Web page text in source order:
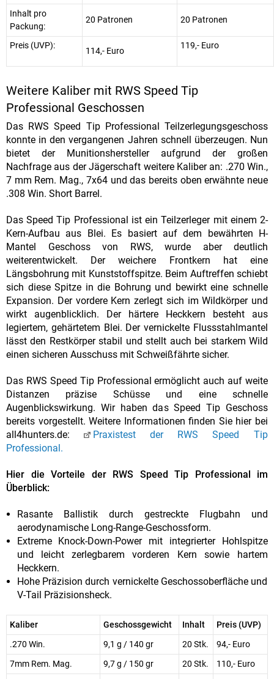
Inhalt pro
Packung:
20 Patronen 20 Patronen
Preis (UVP):
114,- Euro
119,- Euro
Weitere Kaliber mit RWS Speed Tip
Professional Geschossen
Das RWS Speed Tip Professional Teilzerlegungsgeschoss
konnte in den vergangenen Jahren schnell überzeugen. Nun
bietet der Munitionshersteller aufgrund der großen
Nachfrage aus der Jägerschaft weitere Kaliber an: .270 Win.,
7 mm Rem. Mag., 7x64 und das bereits oben erwähnte neue
.308 Win. Short Barrel.
Das Speed Tip Professional ist ein Teilzerleger mit einem 2-
Kern-Aufbau aus Blei. Es basiert auf dem bewährten H-
Mantel Geschoss von RWS, wurde aber deutlich
weiterentwickelt. Der weichere Frontkern hat eine
Längsbohrung mit Kunststoffspitze. Beim Auftreffen schiebt
sich diese Spitze in die Bohrung und bewirkt eine schnelle
Expansion. Der vordere Kern zerlegt sich im Wildkörper und
wirkt augenblicklich. Der härtere Heckkern besteht aus
legiertem, gehärtetem Blei. Der vernickelte Flussstahlmantel
lässt den Restkörper stabil und stellt auch bei starkem Wild
einen sicheren Ausschuss mit Schweißfährte sicher.
Das RWS Speed Tip Professional ermöglicht auch auf weite
Distanzen präzise Schüsse und eine schnelle
Augenblickswirkung. Wir haben das Speed Tip Geschoss
bereits vorgestellt. Weitere Informationen finden Sie hier bei
all4hunters.de:
Praxistest der RWS Speed Tip
Professional.
Hier die Vorteile der RWS Speed Tip Professional im
Überblick:
Rasante Ballistik durch gestreckte Flugbahn und
aerodynamische Long-Range-Geschossform.
Extreme Knock-Down-Power mit integrierter Hohlspitze
und leicht zerlegbarem vorderen Kern sowie hartem
Heckkern.
Hohe Präzision durch vernickelte Geschossoberfläche und
V-Tail Präzisionsheck.
Kaliber Geschossgewicht Inhalt
Preis (UVP)
.270 Win.
9,1 g / 140 gr 20 Stk.
94,- Euro
7mm Rem. Mag.
9,7 g / 150 gr 20 Stk.
110,- Euro